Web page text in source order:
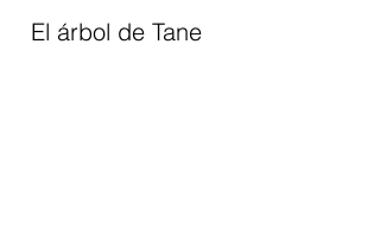
El árbol de Tane